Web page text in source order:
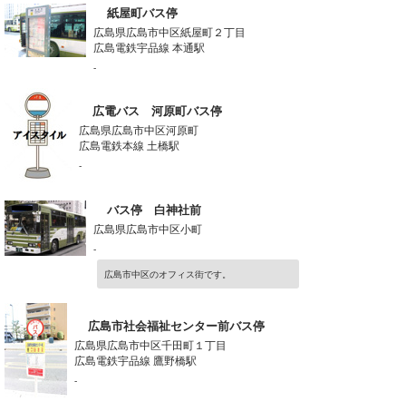
紙屋町バス停
広島県広島市中区紙屋町２丁目
広島電鉄宇品線 本通駅
-
広電バス 河原町バス停
広島県広島市中区河原町
広島電鉄本線 土橋駅
-
バス停 白神社前
広島県広島市中区小町
-
広島市中区のオフィス街です。
広島市社会福祉センター前バス停
広島県広島市中区千田町１丁目
広島電鉄宇品線 鷹野橋駅
-